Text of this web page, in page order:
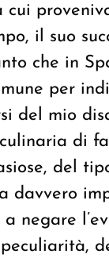
cui
il suo
che in
per
del mio
di
del
davvero
negare